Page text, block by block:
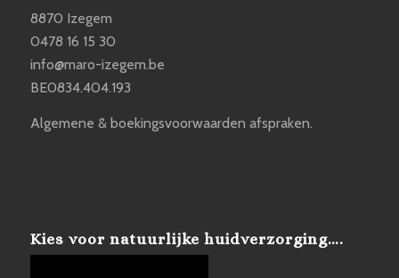
8870 Izegem
0478 16 15 30
info@maro-izegem.be
BE0834.404.193
Algemene & boekingsvoorwaarden afspraken.
Kies voor natuurlijke huidverzorging….